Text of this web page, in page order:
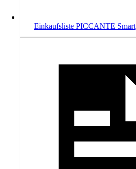
Einkaufsliste PICCANTE Smart